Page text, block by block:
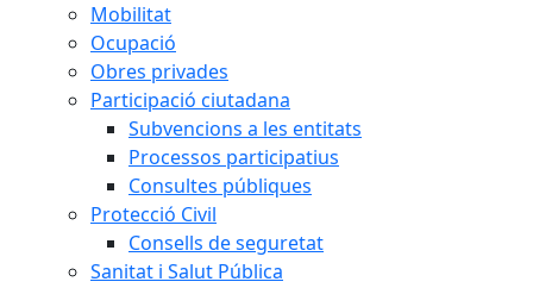
Mobilitat
Ocupació
Obres privades
Participació ciutadana
Subvencions a les entitats
Processos participatius
Consultes públiques
Protecció Civil
Consells de seguretat
Sanitat i Salut Pública